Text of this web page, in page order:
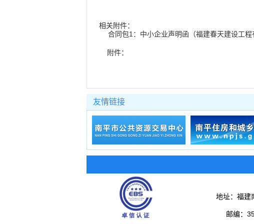
相关附件：
合同包1：中小企业声明函（福建春天建设工
附件：
友情链接
地址：福建
邮编：